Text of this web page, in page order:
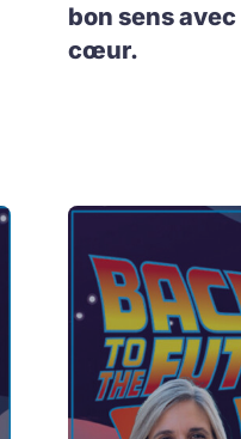
bon sens
cœur.